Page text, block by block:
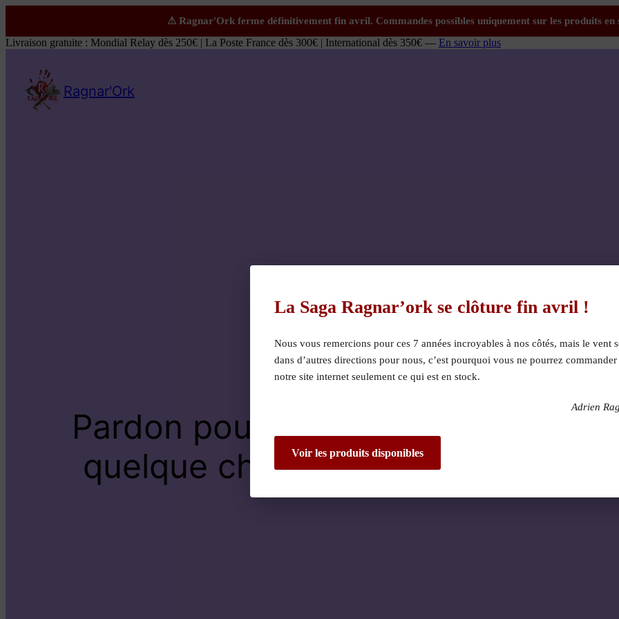
Livraison gratuite : Mondial Relay dès 250€ | La Poste France dès 300€ | International dès 350€ — En savoir plus
Ragnar'Ork
Pardon pour le dérangement !
quelque chose de fantastique –
La Saga Ragnar’ork se clôture fin avril !
Nous vous remercions pour ces 7 années incroyables à nos côtés, mais le vent
dans d’autres directions pour nous, c’est pourquoi vous ne pourrez
notre site internet seulement ce qui est en stock.
Adrien
Voir les produits disponibles